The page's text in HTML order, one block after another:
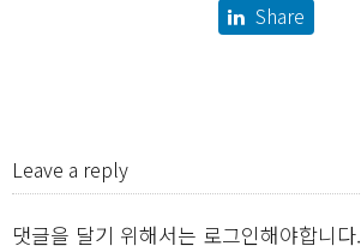
Share
Leave a reply
댓글을 달기 위해서는 로그인해야합니다.